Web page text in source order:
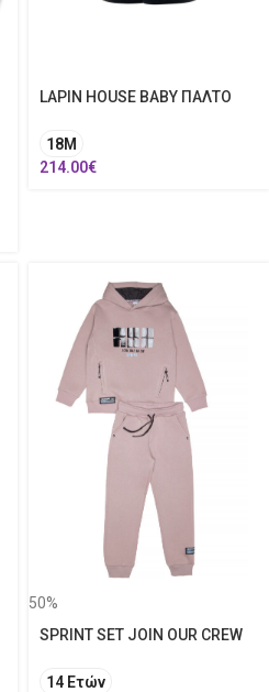
LAPIN HOUSE BABY ΠΑΛΤΟ
18Μ
214.00€
50%
SPRINT SET JOIN OUR CREW
14 Ετών